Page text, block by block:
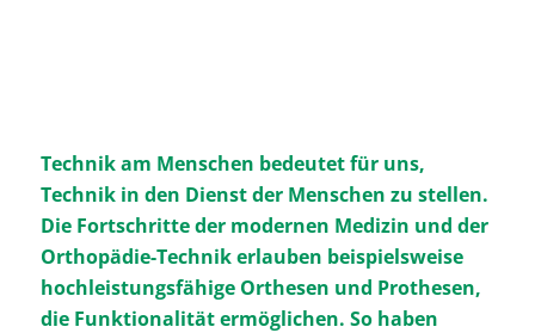
Technik am Menschen bedeutet für uns,
Technik in den Dienst der Menschen zu stellen.
Die Fortschritte der modernen Medizin und der
Orthopädie-Technik erlauben beispielsweise
hochleistungsfähige Orthesen und Prothesen,
die Funktionalität ermöglichen. So haben